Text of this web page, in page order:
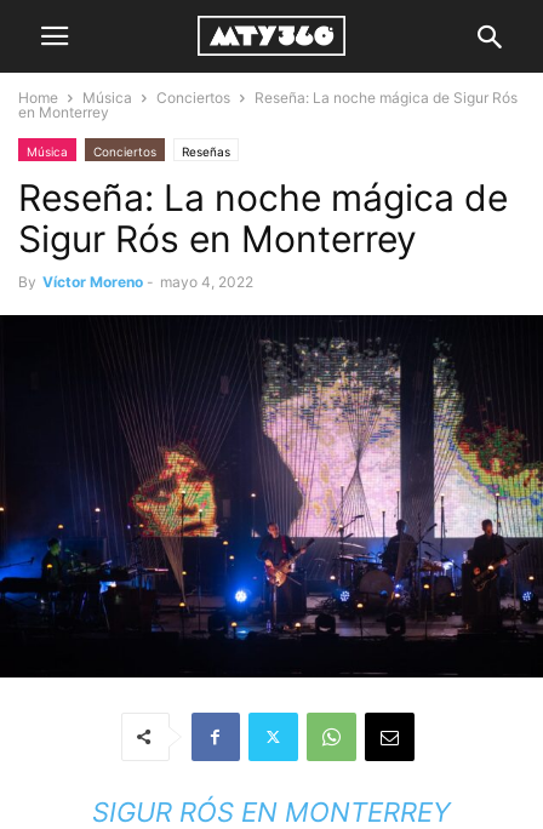
Home Música Conciertos
Reseña: La noche mágica de Sigur Rós
en Monterrey
Música Conciertos Reseñas
Reseña: La noche mágica de
Sigur Rós en Monterrey
By Víctor Moreno - mayo 4, 2022
SIGUR RÓS EN MONTERREY